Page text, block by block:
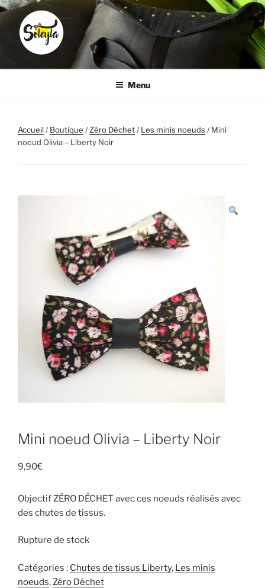
Aller
contenu
principal
SOLEYLA
Transformez la corvée coiffure en moment plaisir
Menu
Accueil/Boutique /Zéro Déchet/Les minis noeuds / Mini
noeud Olivia – Liberty Noir
Mini noeud Olivia – Liberty Noir
9,90€
Objectif ZÉRO DÉCHET avec ces noeuds réalisés avec
des chutes de tissus.
Rupture de stock
Catégories : Chutes de tissus Liberty, Les minis
noeuds, Zéro Déchet